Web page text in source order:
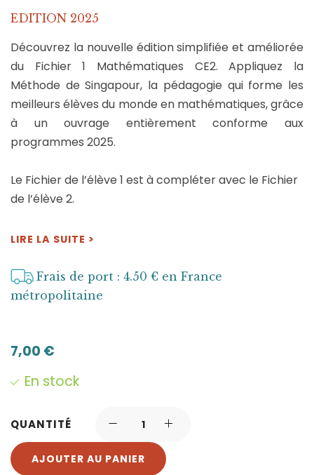
EDITION 2025
Découvrez la nouvelle édition simplifiée et améliorée
du Fichier 1 Mathématiques CE2. Appliquez la
Méthode de Singapour, la pédagogie qui forme les
meilleurs élèves du monde en mathématiques, grâce
à un ouvrage entièrement conforme aux
programmes 2025.
Le Fichier de l’élève 1 est à compléter avec le Fichier
de l’élève 2.
LIRE LA SUITE >
Frais de port : 4.50 € en France
métropolitaine
7,00 €
En stock
QUANTITÉ
AJOUTER AU PANIER